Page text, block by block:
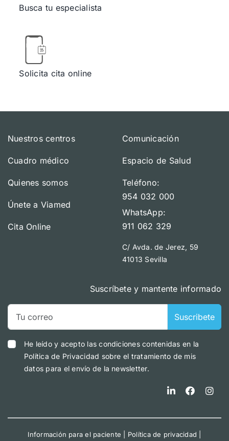
Busca tu especialista
Solicita cita online
Nuestros centros
Cuadro médico
Quienes somos
Únete a Viamed
Cita Online
Comunicación
Espacio de Salud
Teléfono:
954 032 000
WhatsApp:
911 062 329
C/ Avda. de Jerez, 59
41013 Sevilla
Suscríbete y mantente informado
Suscribete
He leído y acepto las condiciones contenidas en la
Política de Privacidad sobre el tratamiento de mis
datos para el envío de la newsletter.
Información para el paciente Política de privacidad